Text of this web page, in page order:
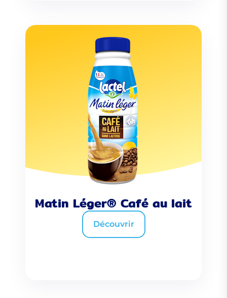
Matin Léger® Café au lait
Découvrir